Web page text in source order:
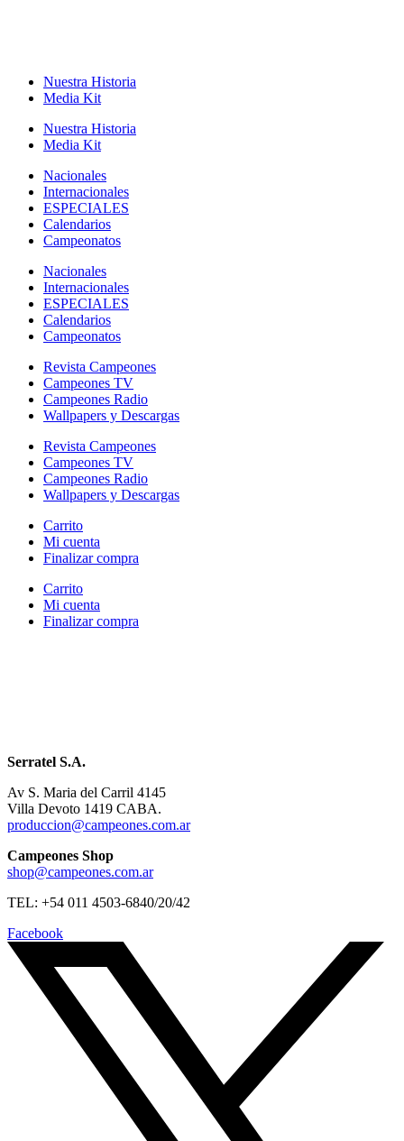
Nuestra Historia
Media Kit
Nuestra Historia
Media Kit
Nacionales
Internacionales
ESPECIALES
Calendarios
Campeonatos
Nacionales
Internacionales
ESPECIALES
Calendarios
Campeonatos
Revista Campeones
Campeones TV
Campeones Radio
Wallpapers y Descargas
Revista Campeones
Campeones TV
Campeones Radio
Wallpapers y Descargas
Carrito
Mi cuenta
Finalizar compra
Carrito
Mi cuenta
Finalizar compra
Serratel S.A.
Av S. Maria del Carril 4145
Villa Devoto 1419 CABA.
produccion@campeones.com.ar
Campeones Shop
shop@campeones.com.ar
TEL: +54 011 4503-6840/20/42
Facebook